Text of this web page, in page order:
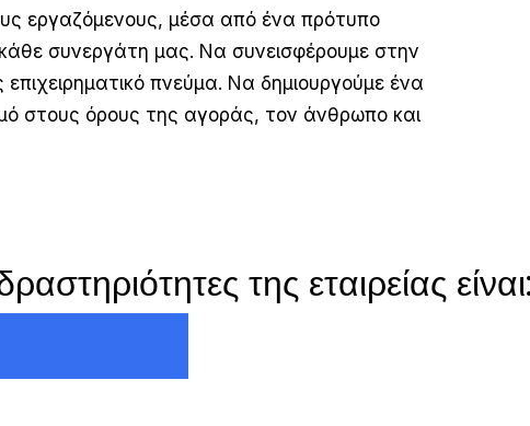
εργαζόμενους, μέσα από ένα πρότυπο
συνεργάτη μας. Να συνεισφέρουμε στην
πνεύμα. Να δημιουργούμε ένα
στους όρους της αγοράς, τον άνθρωπο και
της εταιρείας είναι: